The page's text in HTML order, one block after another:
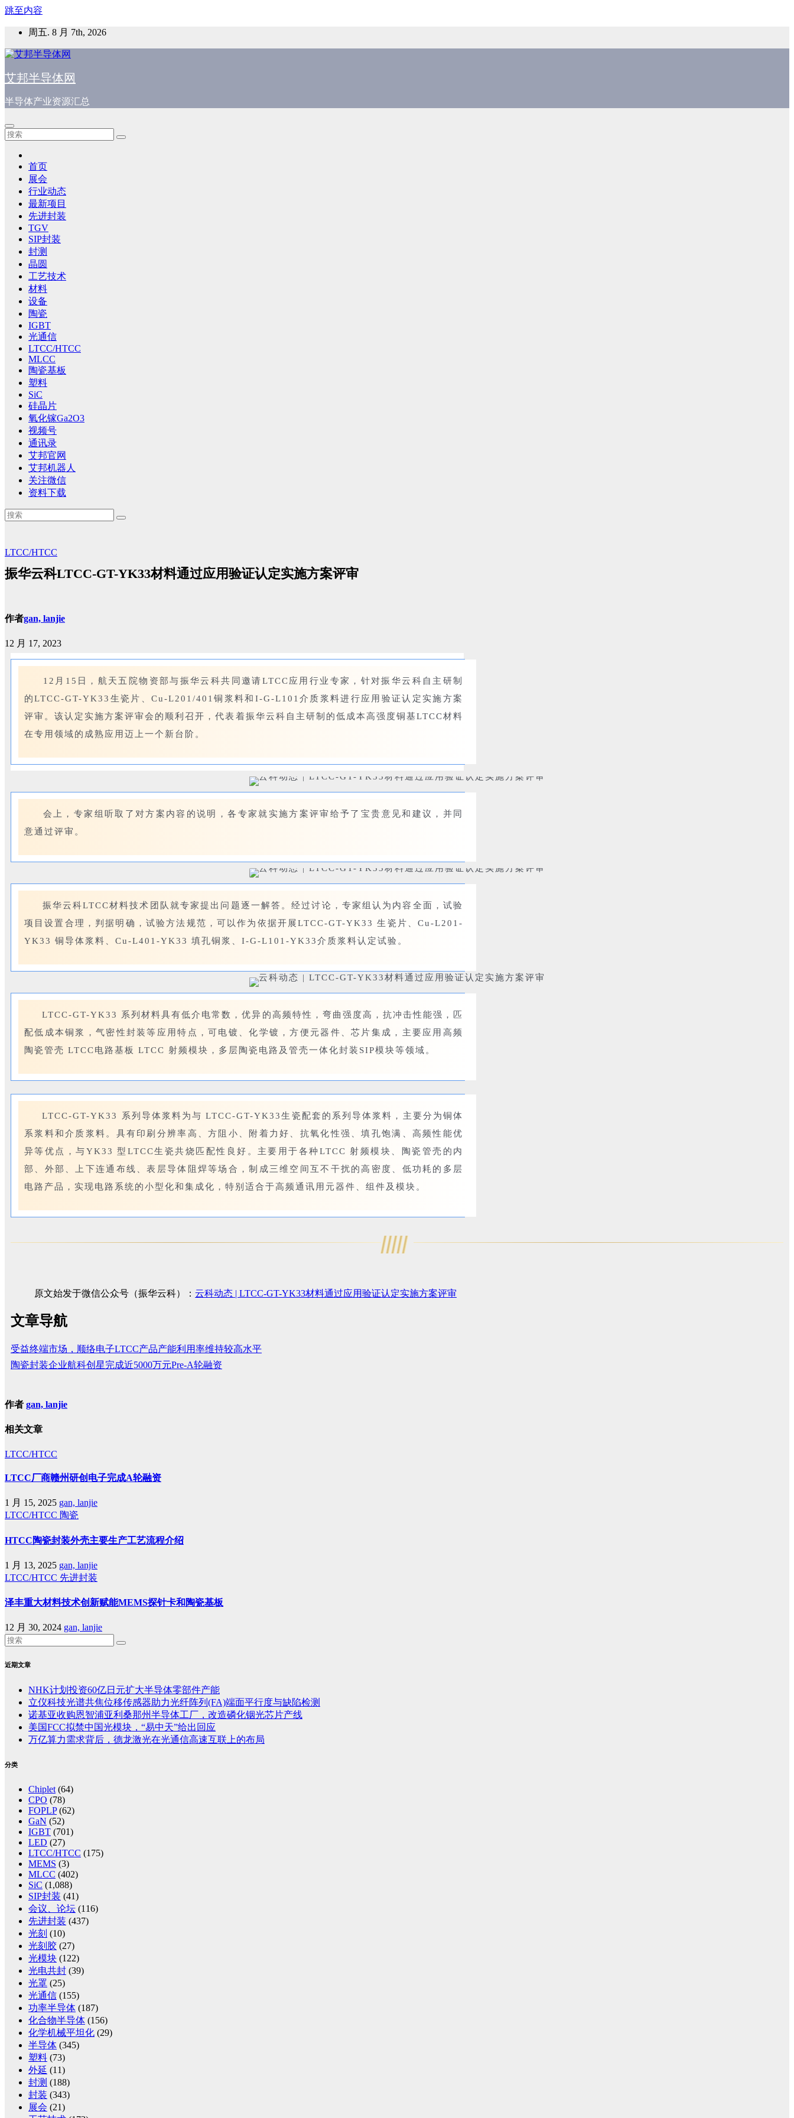
跳至内容
周五. 8 月 7th, 2026
艾邦半导体网
半导体产业资源汇总
首页
展会
行业动态
最新项目
先进封装
TGV
SIP封装
封测
晶圆
工艺技术
材料
设备
陶瓷
IGBT
光通信
LTCC/HTCC
MLCC
陶瓷基板
塑料
SiC
硅晶片
氧化镓Ga2O3
视频号
通讯录
艾邦官网
艾邦机器人
关注微信
资料下载
LTCC/HTCC
振华云科LTCC-GT-YK33材料通过应用验证认定实施方案评审
作者gan, lanjie
12 月 17, 2023
12月15日，航天五院物资部与振华云科共同邀请LTCC应用行业专家，针对振华云科自主研制
的LTCC-GT-YK33生瓷片、Cu-L201/401铜浆料和I-G-L101介质浆料进行应用验证认定实施方案
评审。该认定实施方案评审会的顺利召开，代表着振华云科自主研制的低成本高强度铜基LTCC材料
在专用领域的成熟应用迈上一个新台阶。
会上，专家组听取了对方案内容的说明，各专家就实施方案评审给予了宝贵意见和建议，并同
意通过评审。
振华云科LTCC材料技术团队就专家提出问题逐一解答。经过讨论，专家组认为内容全面，试验
项目设置合理，判据明确，试验方法规范，可以作为依据开展LTCC-GT-YK33 生瓷片、Cu-L201-
YK33 铜导体浆料、Cu-L401-YK33 填孔铜浆、I-G-L101-YK33介质浆料认定试验。
LTCC-GT-YK33 系列材料具有低介电常数，优异的高频特性，弯曲强度高，抗冲击性能强，匹
配低成本铜浆，气密性封装等应用特点，可电镀、化学镀，方便元器件、芯片集成，主要应用高频
陶瓷管壳 LTCC电路基板 LTCC 射频模块，多层陶瓷电路及管壳一体化封装SIP模块等领域。
LTCC-GT-YK33 系列导体浆料为与 LTCC-GT-YK33生瓷配套的系列导体浆料，主要分为铜体
系浆料和介质浆料。具有印刷分辨率高、方阻小、附着力好、抗氧化性强、填孔饱满、高频性能优
异等优点，与YK33 型LTCC生瓷共烧匹配性良好。主要用于各种LTCC 射频模块、陶瓷管壳的内
部、外部、上下连通布线、表层导体阻焊等场合，制成三维空间互不干扰的高密度、低功耗的多层
电路产品，实现电路系统的小型化和集成化，特别适合于高频通讯用元器件、组件及模块。
原文始发于微信公众号（振华云科）： 云科动态 | LTCC-GT-YK33材料通过应用验证认定实施方案评审
文章导航
受益终端市场，顺络电子LTCC产品产能利用率维持较高水平
陶瓷封装企业航科创星完成近5000万元Pre-A轮融资
作者 gan, lanjie
相关文章
LTCC/HTCC
LTCC厂商赣州研创电子完成A轮融资
1 月 15, 2025 gan, lanjie
LTCC/HTCC 陶瓷
HTCC陶瓷封装外壳主要生产工艺流程介绍
1 月 13, 2025 gan, lanjie
LTCC/HTCC 先进封装
泽丰重大材料技术创新赋能MEMS探针卡和陶瓷基板
12 月 30, 2024 gan, lanjie
近期文章
NHK计划投资60亿日元扩大半导体零部件产能
立仪科技光谱共焦位移传感器助力光纤阵列(FA)端面平行度与缺陷检测
诺基亚收购恩智浦亚利桑那州半导体工厂，改造磷化铟光芯片产线
美国FCC拟禁中国光模块，“易中天”给出回应
万亿算力需求背后，德龙激光在光通信高速互联上的布局
分类
Chiplet (64)
CPO (78)
FOPLP(62)
GaN (52)
IGBT (701)
LED (27)
LTCC/HTCC (175)
MEMS (3)
MLCC (402)
SiC (1,088)
SIP封装 (41)
会议、论坛 (116)
先进封装 (437)
光刻 (10)
光刻胶 (27)
光模块 (122)
光电共封 (39)
光罩 (25)
光通信 (155)
功率半导体 (187)
化合物半导体 (156)
化学机械平坦化 (29)
半导体 (345)
塑料 (73)
外延 (11)
封测 (188)
封装 (343)
展会 (21)